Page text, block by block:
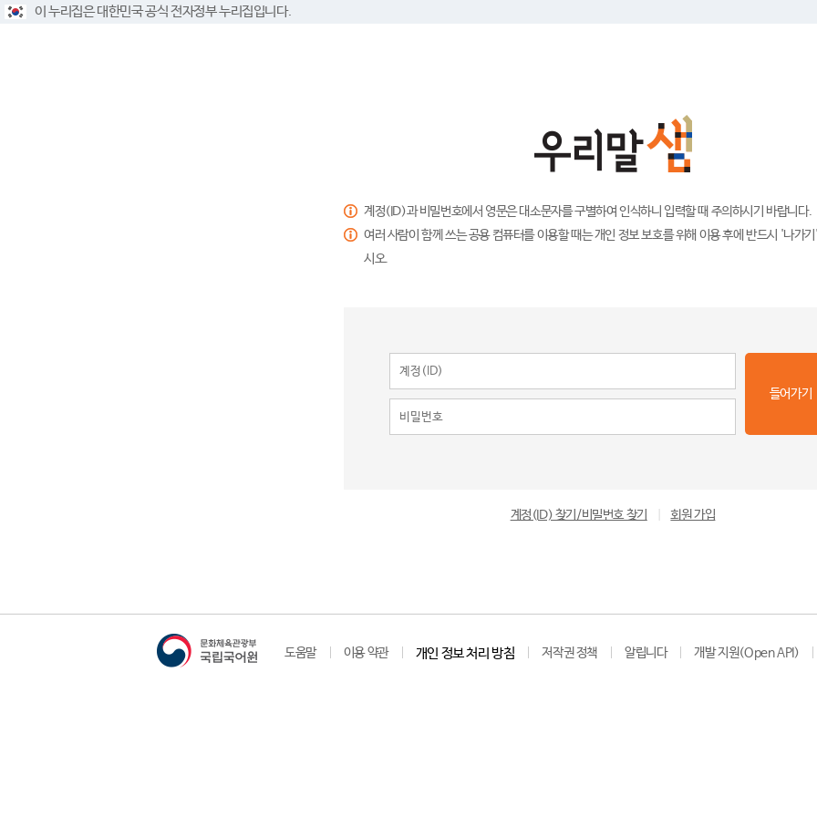
이 누리집은 대한민국 공식 전자정부 누리집입니다.
계정(ID)과 비밀번호에서 영문은 대소문자를 구별하여 인식하니 입력할 때 주의하시기 바랍니다.
여러 사람이 함께 쓰는 공용 컴퓨터를 이용할 때는 개인 정보 보호를 위해 이용 후에 반드시 '나가
시오.
들어가기
계정(ID) 찾기/비밀번호 찾기 회원 가입
도움말 이용 약관 개인 정보 처리 방침 저작권 정책 알립니다 개발 지원(Open API)